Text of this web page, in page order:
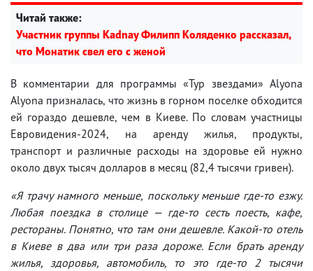
Читай также:
Участник группы Kadnay Филипп Коляденко рассказал,
что Монатик свел его с женой
В комментарии для программы «Тур звездами» Alyona
Alyona призналась, что жизнь в горном поселке обходится
ей гораздо дешевле, чем в Киеве. По словам участницы
Евровидения-2024, на аренду жилья, продукты,
транспорт и различные расходы на здоровье ей нужно
около двух тысяч долларов в месяц (82,4 тысячи гривен).
«Я трачу намного меньше, поскольку меньше где-то езжу.
Любая поездка в столице — где-то сесть поесть, кафе,
рестораны. Понятно, что там они дешевле. Какой-то отель
в Киеве в два или три раза дороже. Если брать аренду
жилья, здоровья, автомобиль, то это где-то 2 тысячи